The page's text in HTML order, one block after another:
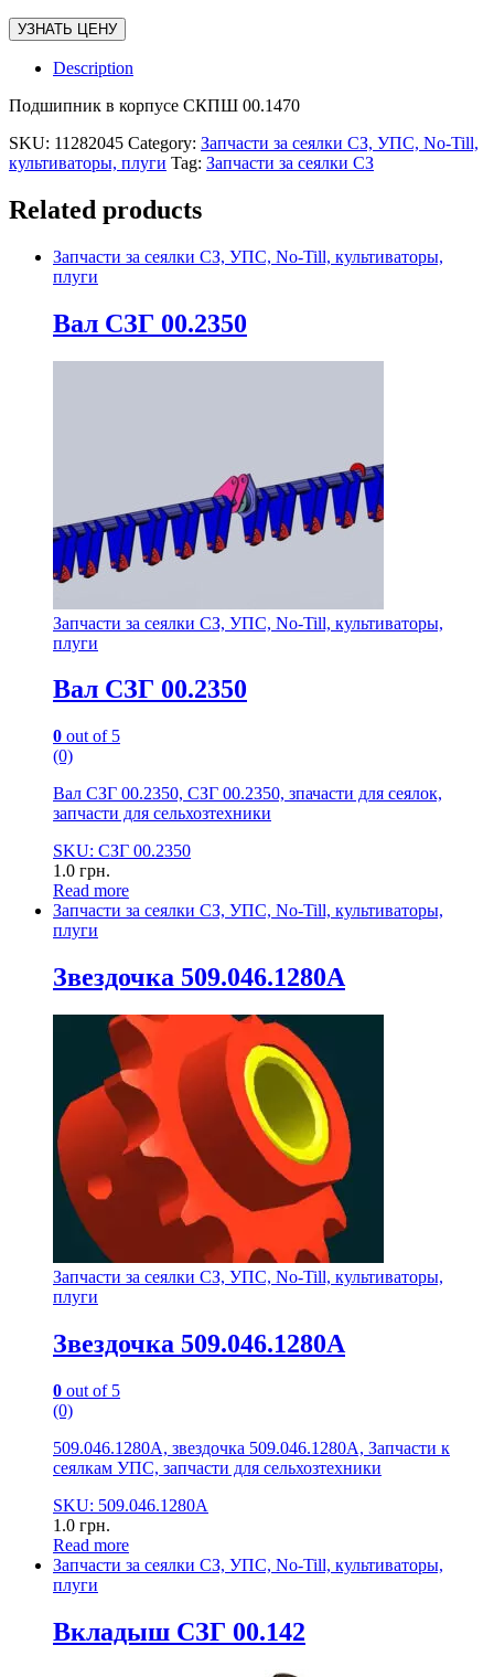
УЗНАТЬ ЦЕНУ
Description
Подшипник в корпусе СКПШ 00.1470
SKU: 11282045 Category: Запчасти за сеялки СЗ, УПС, No-Till,
культиваторы, плуги Tag: Запчасти за сеялки СЗ
Related products
Запчасти за сеялки СЗ, УПС, No-Till, культиваторы,
плуги
Вал СЗГ 00.2350
Запчасти за сеялки СЗ, УПС, No-Till, культиваторы,
плуги
Вал СЗГ 00.2350
0 out of 5
(0)
Вал СЗГ 00.2350, СЗГ 00.2350, зпачасти для сеялок,
запчасти для сельхозтехники
SKU: СЗГ 00.2350
1.0 грн.
Read more
Запчасти за сеялки СЗ, УПС, No-Till, культиваторы,
плуги
Звездочка 509.046.1280А
Запчасти за сеялки СЗ, УПС, No-Till, культиваторы,
плуги
Звездочка 509.046.1280А
0 out of 5
(0)
509.046.1280А, звездочка 509.046.1280А, Запчасти к
сеялкам УПС, запчасти для сельхозтехники
SKU: 509.046.1280А
1.0 грн.
Read more
Запчасти за сеялки СЗ, УПС, No-Till, культиваторы,
плуги
Вкладыш СЗГ 00.142